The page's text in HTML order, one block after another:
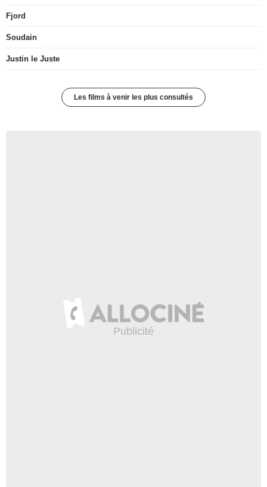
Fjord
Soudain
Justin le Juste
Les films à venir les plus consultés